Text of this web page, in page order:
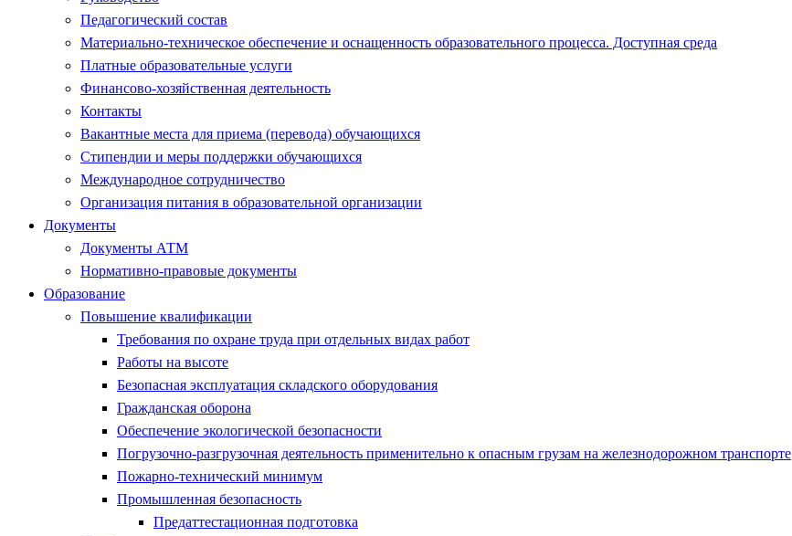
Педагогический состав
Материально-техническое обеспечение и оснащенность образовательного процесса. Доступная среда
Платные образовательные услуги
Финансово-хозяйственная деятельность
Контакты
Вакантные места для приема (перевода) обучающихся
Стипендии и меры поддержки обучающихся
Международное сотрудничество
Организация питания в образовательной организации
Документы
Документы АТМ
Нормативно-правовые документы
Образование
Повышение квалификации
Требования по охране труда при отдельных видах работ
Работы на высоте
Безопасная эксплуатация складского оборудования
Гражданская оборона
Обеспечение экологической безопасности
Погрузочно-разгрузочная деятельность применительно к опасным грузам на железнодорожном транспорте
Пожарно-технический минимум
Промышленная безопасность
Предаттестационная подготовка